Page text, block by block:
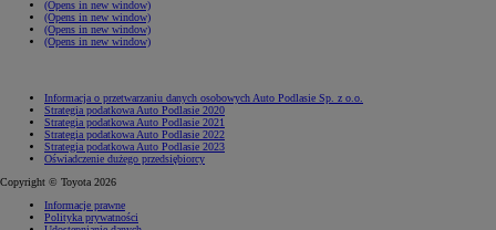
(Opens in new window)
(Opens in new window)
(Opens in new window)
(Opens in new window)
Informacja o przetwarzaniu danych osobowych Auto Podlasie Sp. z o.o.
Strategia podatkowa Auto Podlasie 2020
Strategia podatkowa Auto Podlasie 2021
Strategia podatkowa Auto Podlasie 2022
Strategia podatkowa Auto Podlasie 2023
Oświadczenie dużego przedsiębiorcy
Copyright © Toyota 2026
Informacje prawne
Polityka prywatności